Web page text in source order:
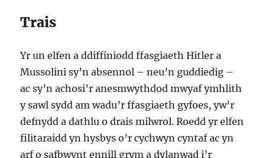
Trais
Yr un elfen a ddiffiniodd ffasgiaeth Hitler a
Mussolini sy’n absennol – neu’n guddiedig –
ac sy’n achosi’r anesmwythdod mwyaf ymhlith
y sawl sydd am wadu’r ffasgiaeth gyfoes, yw’r
defnydd a dathlu o drais milwrol. Roedd yr elfen
filitaraidd yn hysbys o’r cychwyn cyntaf ac yn
arf o safbwynt ennill grym a dylanwad i’r